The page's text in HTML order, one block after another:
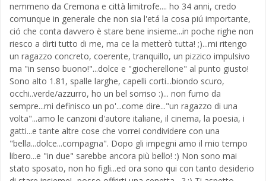
nemmeno da Cremona e città limitrofe.... ho 34 anni, credo
comunque in generale che non sia l'etá la cosa piú importante,
ció che conta davvero è stare bene insieme...in poche righe non
riesco a dirti tutto di me, ma ce la metterò tutta! ;)...mi ritengo
un ragazzo concreto, coerente, tranquillo, un pizzico impulsivo
ma "in senso buono!"...dolce e "giocherellone" al punto giusto!
Sono alto 1.81, spalle larghe, capelli corti...biondo scuro,
occhi..verde/azzurro, ho un bel sorriso :)... non fumo da
sempre...mi definisco un po'...come dire..."un ragazzo di una
volta"...amo le canzoni d'autore italiane, il cinema, la poesia, i
gatti...e tante altre cose che vorrei condividere con una
"bella...dolce...compagna". Dopo gli impegni amo il mio tempo
libero...e "in due" sarebbe ancora più bello! :) Non sono mai
stato sposato, non ho figli...ed ora sono qui con tanto desiderio